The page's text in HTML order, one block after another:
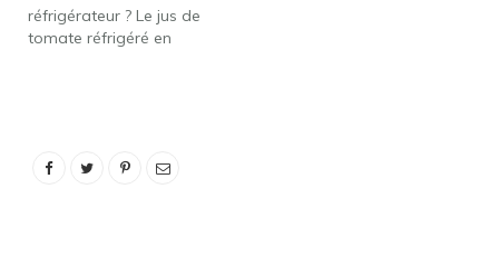
;…
réfrigérateur ? Le jus de
tomate réfrigéré en
jus de tomate ouvert,